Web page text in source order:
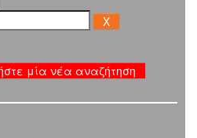
μία νέα αναζήτηση